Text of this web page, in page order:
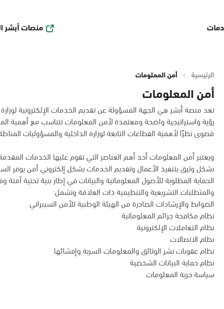
منصات أبشر
الرئيسية أمن المعلومات
أمن المعلومات
تعد منصة أبشر هي الجهة المسؤولة عن تقديم الخدمات الإلكترونية
رؤية واستراتيجية واضحة ومعتمدة لأمن المعلومات تتناسب مع أهمية
قصوى نظرًا لأهمية القطاعات التابعة لوزارة الداخلية والمسؤوليات
ويعتبر أمن المعلومات أحد أهم العناصر التي تقوم عليها الخدمات
بشكل وثيق بتنفيذ الأعمال وتقديم الخدمات بشكل إلكتروني آمن يوفر
الحماية المطلوبة للأصول المعلوماتية والبيانات في إطار بنية تحتية آمنة
والمتطلبات التشريعية والتنظيمية ذات العلاقة وتشمل:
الضوابط والإرشادات الصادرة من الهيئة الوطنية للأمن السيبراني
نظام مكافحة جرائم المعلوماتية
نظام التعاملات الإلكترونية
نظام الاتصالات
نظام عقوبات نشر الوثائق والمعلومات السرية وإفشائها
نظام حماية البيانات الشخصية
سياسة حرية المعلومات